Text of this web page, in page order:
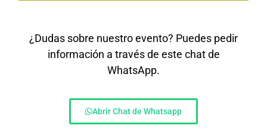
¿Dudas sobre nuestro evento? Puedes pedir
información a través de este chat de
WhatsApp.
Abrir Chat de Whatsapp